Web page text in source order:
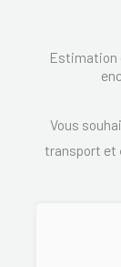
Estimation
Vous
transport et